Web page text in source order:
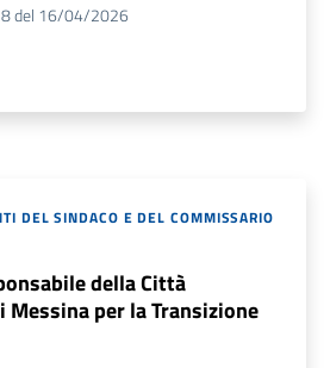
del 16/04/2026
DEL SINDACO E DEL COMMISSARIO
della Città
per la Transizione